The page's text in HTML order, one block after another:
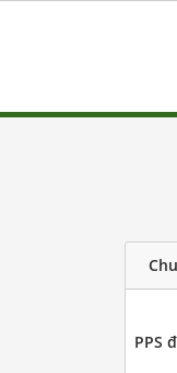
PPS